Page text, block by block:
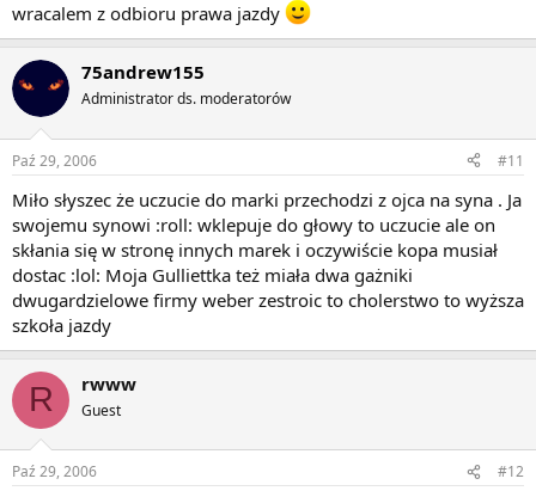
wracalem z odbioru prawa jazdy
75andrew155
Administrator ds. moderatorów
Paź 29, 2006 #11
Miło słyszec że uczucie do marki przechodzi z ojca na syna . Ja
swojemu synowi :roll: wklepuje do głowy to uczucie ale on
skłania się w stronę innych marek i oczywiście kopa musiał
dostac :lol: Moja Gulliettka też miała dwa gażniki
dwugardzielowe firmy weber zestroic to cholerstwo to wyższa
szkoła jazdy
R rwww
Guest
Paź 29, 2006 #12